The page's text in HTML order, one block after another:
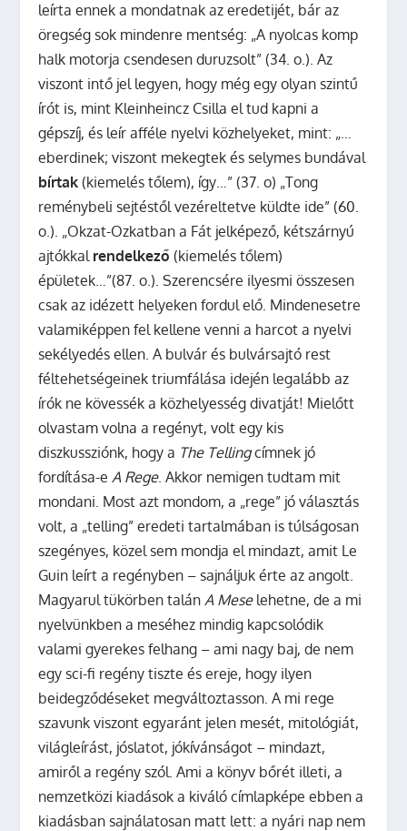
leírta ennek a mondatnak az eredetijét, bár az
öregség sok mindenre mentség: „A nyolcas komp
halk motorja csendesen duruzsolt” (34. o.). Az
viszont intő jel legyen, hogy még egy olyan szintű
írót is, mint Kleinheincz Csilla el tud kapni a
gépszíj, és leír afféle nyelvi közhelyeket, mint: „…
eberdinek; viszont mekegtek és selymes bundával
bírtak (kiemelés tőlem), így…” (37. o) „Tong
reménybeli sejtéstől vezéreltetve küldte ide” (60.
o.). „Okzat-Ozkatban a Fát jelképező, kétszárnyú
ajtókkal rendelkező (kiemelés tőlem)
épületek…”(87. o.). Szerencsére ilyesmi összesen
csak az idézett helyeken fordul elő. Mindenesetre
valamiképpen fel kellene venni a harcot a nyelvi
sekélyedés ellen. A bulvár és bulvársajtó rest
féltehetségeinek triumfálása idején legalább az
írók ne kövessék a közhelyesség divatját! Mielőtt
olvastam volna a regényt, volt egy kis
diszkussziónk, hogy a The Tellingcímnek jó
fordítása-eA Rege. Akkor nemigen tudtam mit
mondani. Most azt mondom, a „rege” jó választás
volt, a „telling” eredeti tartalmában is túlságosan
szegényes, közel sem mondja el mindazt, amit Le
Guin leírt a regényben – sajnáljuk érte az angolt.
Magyarul tükörben talánA Meselehetne, de a mi
nyelvünkben a meséhez mindig kapcsolódik
valami gyerekes felhang – ami nagy baj, de nem
egy sci-fi regény tiszte és ereje, hogy ilyen
beidegződéseket megváltoztasson. A mi rege
szavunk viszont egyaránt jelen mesét, mitológiát,
világleírást, jóslatot, jókívánságot – mindazt,
amiről a regény szól. Ami a könyv bőrét illeti, a
nemzetközi kiadások a kiváló címlapképe ebben a
kiadásban sajnálatosan matt lett: a nyári nap nem